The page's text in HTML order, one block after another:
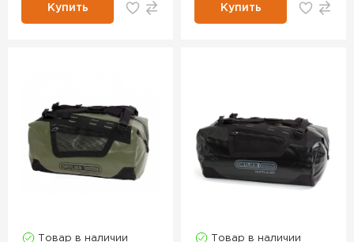
Купить Купить
Товар в наличии Товар в наличии